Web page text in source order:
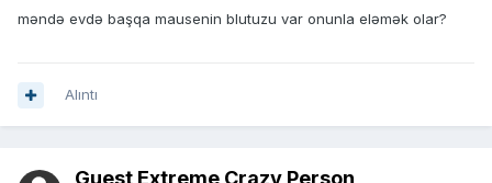
məndə evdə başqa mausenin blutuzu var onunla eləmək olar?
Alıntı